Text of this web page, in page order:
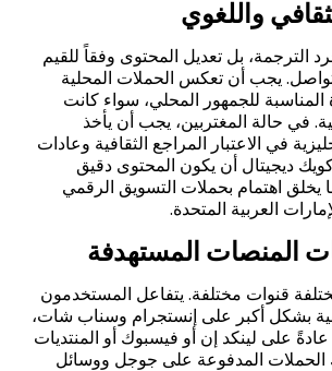
الترجمة، بل تعديل المحتوى وفقاً للقيم
يجب أن تعكس الحملات المحلية
المناسبة للجمهور المحلي، سواء كانت
في حالة المغتربين، يجب أن يأخذ
في الاعتبار المراجع الثقافية وعادات
ديجيتال أن يكون المحتوى دقيق
يخلق اهتمام بحملات التسويق الرقمي
العربية المتحدة.
قنوات مختلفة. يتفاعل المستخدمون
بشكل أكبر على إنستجرام وسناب شات،
عادةً على لينكد إن أو فيسبوك أو المنتديات
الحملات المدفوعة على جوجل ووسائل